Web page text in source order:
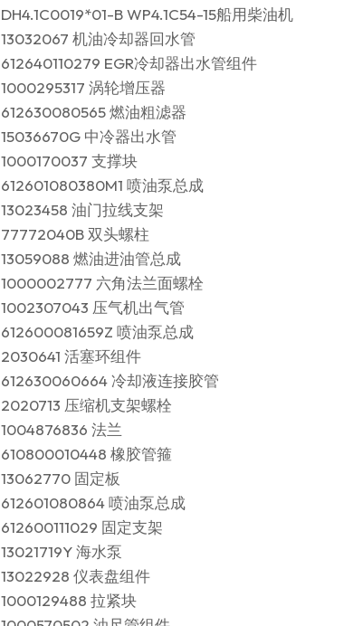
DH4.1C0019*01-B WP4.1C54-15船用柴油机
13032067 机油冷却器回水管
612640110279 EGR冷却器出水管组件
1000295317 涡轮增压器
612630080565 燃油粗滤器
15036670G 中冷器出水管
1000170037 支撑块
612601080380M1 喷油泵总成
13023458 油门拉线支架
77772040B 双头螺柱
13059088 燃油进油管总成
1000002777 六角法兰面螺栓
1002307043 压气机出气管
612600081659Z 喷油泵总成
2030641 活塞环组件
612630060664 冷却液连接胶管
2020713 压缩机支架螺栓
1004876836 法兰
610800010448 橡胶管箍
13062770 固定板
612601080864 喷油泵总成
612600111029 固定支架
13021719Y 海水泵
13022928 仪表盘组件
1000129488 拉紧块